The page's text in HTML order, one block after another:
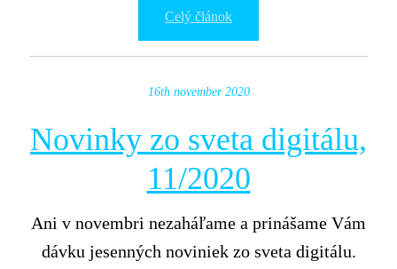
Celý článok
16th november 2020
Novinky zo sveta digitálu,
11/2020
Ani v novembri nezaháľame a prinášame Vám
dávku jesenných noviniek zo sveta digitálu.